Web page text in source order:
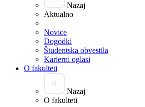
Nazaj
Aktualno
Novice
Dogodki
Študentska obvestila
Karierni oglasi
O fakulteti
Nazaj
O fakulteti